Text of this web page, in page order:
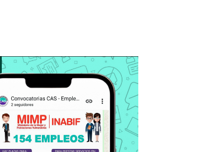
en tu WhatsApp. Sin